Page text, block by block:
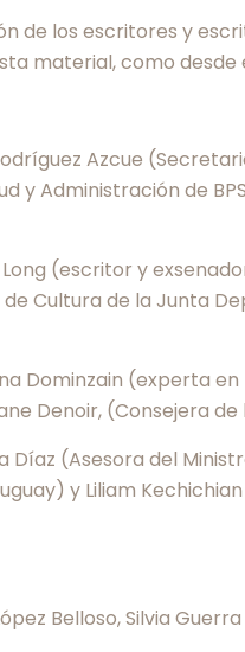
de los escritores y
material, como
Azcue
y Administración de
(escritor y
Cultura de la Junta
Dominzain (experta
Denoir, (Consejera
Díaz (Asesora del
y Liliam
Belloso, Silvia